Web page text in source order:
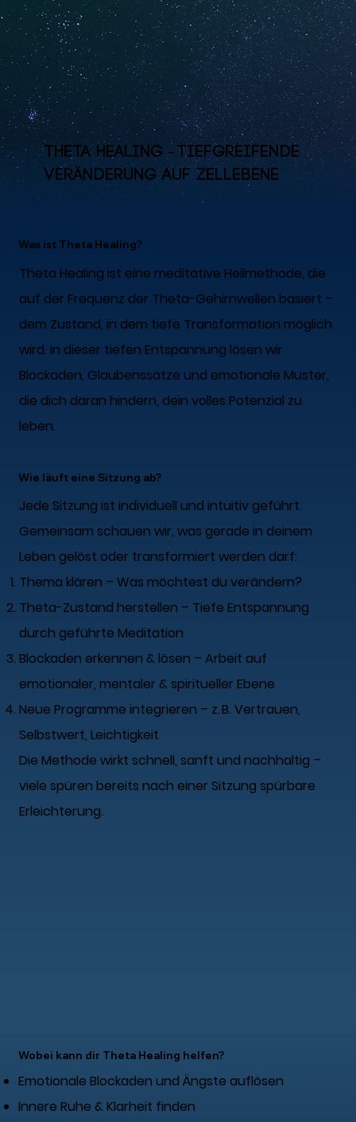
THETA HEALING - Tiefgreifende
Veränderung auf Zellebene
Was ist Theta Healing?
Theta Healing ist eine meditative Heilmethode, die
auf der Frequenz der Theta-Gehirnwellen basiert –
dem Zustand, in dem tiefe Transformation möglich
wird. In dieser tiefen Entspannung lösen wir
Blockaden, Glaubenssätze und emotionale Muster,
die dich daran hindern, dein volles Potenzial zu
leben.
Wie läuft eine Sitzung ab?
Jede Sitzung ist individuell und intuitiv geführt.
Gemeinsam schauen wir, was gerade in deinem
Leben gelöst oder transformiert werden darf:
Thema klären – Was möchtest du verändern?
Theta-Zustand herstellen – Tiefe Entspannung
durch geführte Meditation
Blockaden erkennen & lösen – Arbeit auf
emotionaler, mentaler & spiritueller Ebene
Neue Programme integrieren – z. B. Vertrauen,
Selbstwert, Leichtigkeit
Die Methode wirkt schnell, sanft und nachhaltig –
viele spüren bereits nach einer Sitzung spürbare
Erleichterung.
Wobei kann dir Theta Healing helfen?
Emotionale Blockaden und Ängste auflösen
Innere Ruhe & Klarheit finden